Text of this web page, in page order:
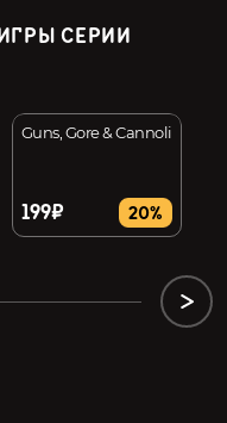
СЕРИИ
Guns, Gore & Cannoli
199₽ 20%